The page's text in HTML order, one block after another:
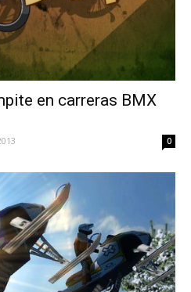
en carreras BMX
0